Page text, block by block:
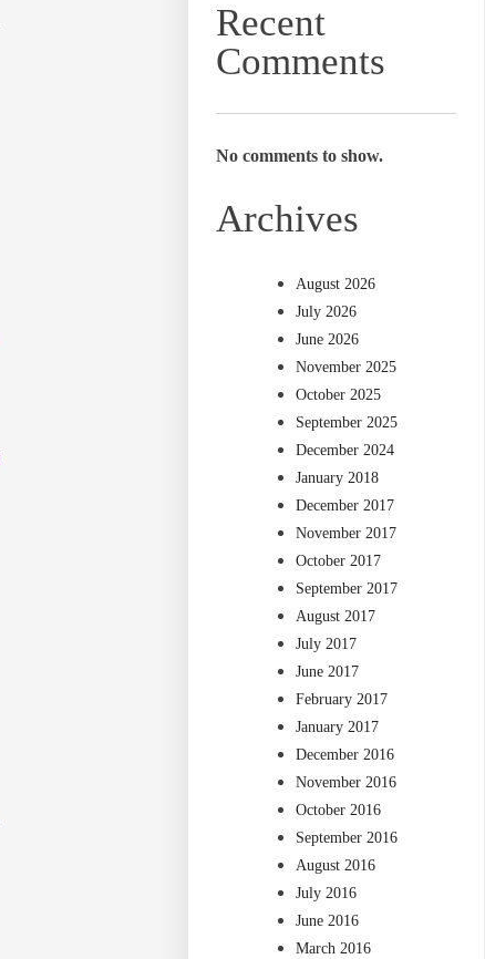
Recent
Comments
No comments to show.
Archives
August 2026
July 2026
June 2026
November 2025
October 2025
September 2025
December 2024
January 2018
December 2017
November 2017
October 2017
September 2017
August 2017
July 2017
June 2017
February 2017
January 2017
December 2016
November 2016
October 2016
September 2016
August 2016
July 2016
June 2016
March 2016